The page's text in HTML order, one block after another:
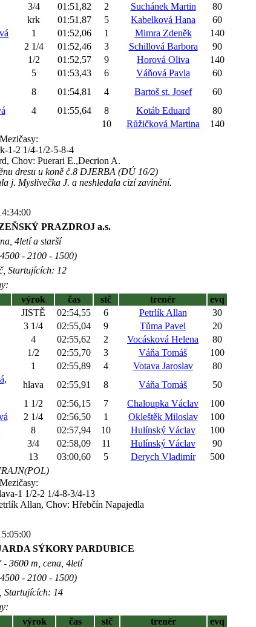
3/4 01:51,82 2 Suchánek Martin
80
krk 01:51,87 5 Kabelková Hana
60
1 01:52,06 1 Mimra Zdeněk
140
2 1/4 01:52,46 3 Schillová Barbora
90
1/2 01:52,57 9 Horová Oliva
140
5 01:53,43 6 Váňová Pavla
60
8 01:54,81 4 Bartoš st. Josef
60
4 01:55,64 8 Kotáb Eduard
80
10 Růžičková Martina
140
1-2 1/4-1/2-5-8-4
Chov: Puerari E.,Decrion A.
dresu u koně č.8 DJERBA (DÚ 16/2)
j. Myslivečka J. a neshledala cizí zavinění.
PRAZDROJ a.s.
4letí a starší
- 2100 - 1500)
Startujících: 12
výrok čas stč trenér
evq
JISTĚ 02:54,55 6 Petrlík Allan
30
3 1/4 02:55,04 9 Tůma Pavel
20
4 02:55,62 2 Vocásková Helena
80
1/2 02:55,70 3 Váňa Tomáš
100
1 02:55,89 4 Votava Jaroslav
80
hlava 02:55,91 8 Váňa Tomáš
50
1 1/2 02:56,15 7 Chaloupka Václav
100
2 1/4 02:56,50 1 Okleštěk Miloslav
100
8 02:57,94 10 Hulínský Václav
100
3/4 02:58,09 11 Hulínský Václav
90
13 03:00,60 5 Derych Vladimír
500
1 1/2-2 1/4-8-3/4-13
Allan, Chov: Hřebčín Napajedla
SÝKORY PARDUBICE
- 3600 m, cena, 4letí
- 2100 - 1500)
Startujících: 14
výrok čas stč trenér
evq